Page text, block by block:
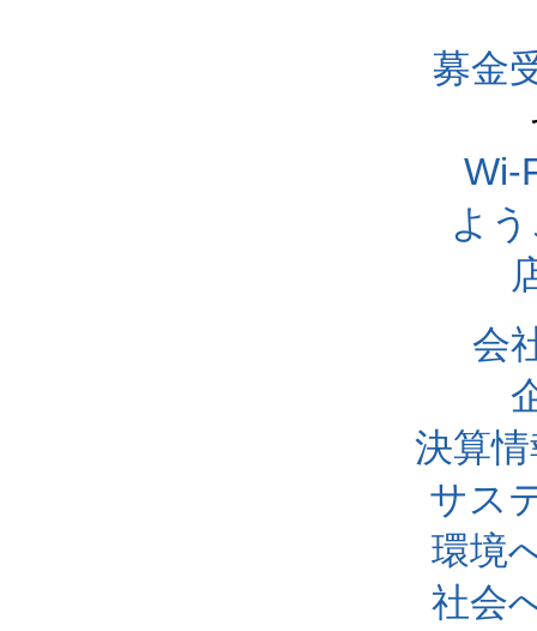
募金
Wi-
よ
会
決算
サス
環境
社会